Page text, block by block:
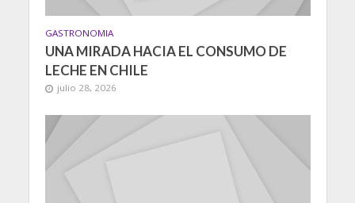
GASTRONOMIA
UNA MIRADA HACIA EL CONSUMO DE
LECHE EN CHILE
julio 28, 2026